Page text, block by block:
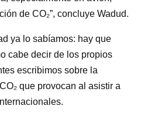
de CO₂”, concluye Wadud.
ya lo sabíamos: hay que
cabe decir de los propios
escribimos sobre la
que provocan al asistir a